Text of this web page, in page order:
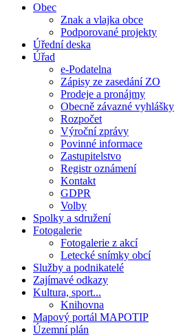
Obec
Znak a vlajka obce
Podporované projekty
Úřední deska
Úřad
e-Podatelna
Zápisy ze zasedání ZO
Prodeje a pronájmy
Obecně závazné vyhlášky
Rozpočet
Výroční zprávy
Povinné informace
Zastupitelstvo
Registr oznámení
Kontakt
GDPR
Volby
Spolky a sdružení
Fotogalerie
Fotogalerie z akcí
Letecké snímky obcí
Služby a podnikatelé
Zajímavé odkazy
Kultura, sport...
Knihovna
Mapový portál MAPOTIP
Územní plán